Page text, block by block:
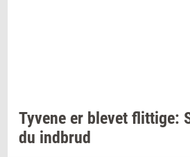
Ty­ve­ne er ble­vet flit­ti­ge:
du ind­brud